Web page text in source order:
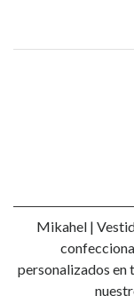
Mikahel |
personalizados en